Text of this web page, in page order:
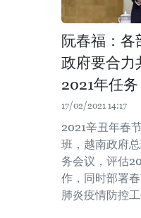
阮春福：各
政府要合力
2021年任务
17/02/2021 14:17
2021辛丑年春
班，越南政府
务会议，评估
作，同时部署
肺炎疫情防控工